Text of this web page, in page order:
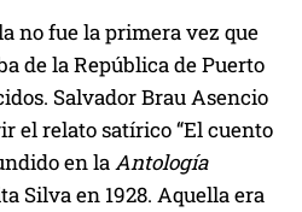
no fue la primera vez que
de la República de Puerto
Salvador Brau Asencio
el relato satírico “El cuento
en laAntología
Silva en 1928. Aquella era